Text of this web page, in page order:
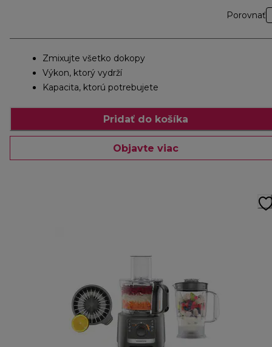
Porovnať
Zmixujte všetko dokopy
Výkon, ktorý vydrží
Kapacita, ktorú potrebujete
Pridať do košíka
Objavte viac